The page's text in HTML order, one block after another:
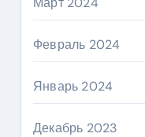
Февраль 2024
Январь 2024
Декабрь 2023